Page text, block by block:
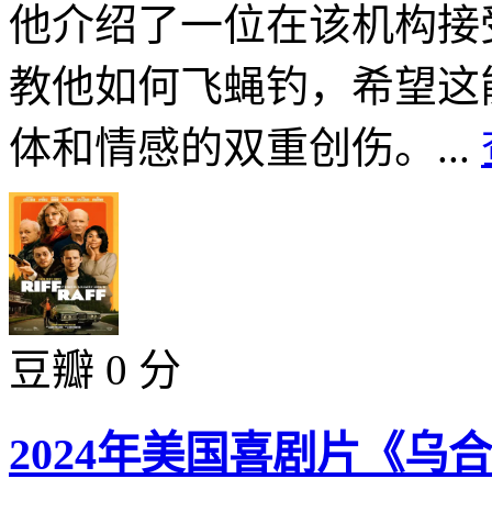
他介绍了一位在该机构
教他如何飞蝇钓，希望
体和情感的双重创伤。...
豆瓣 0 分
2024年美国喜剧片《乌